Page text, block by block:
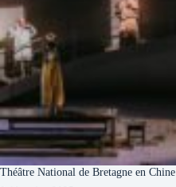
Théâtre National de Bretagne en Chine